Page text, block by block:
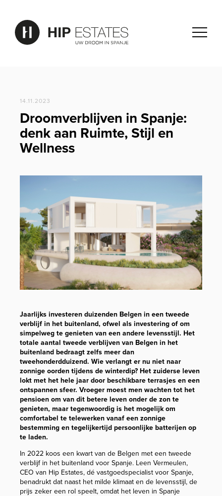
14.11.2023
Droomverblijven in Spanje:
denk aan Ruimte, Stijl en
Wellness
Jaarlijks investeren duizenden Belgen in een tweede
verblijf in het buitenland, ofwel als investering of om
simpelweg te genieten van een andere levensstijl. Het
totale aantal tweede verblijven van Belgen in het
buitenland bedraagt zelfs meer dan
tweehonderdduizend. Wie verlangt er nu niet naar
zonnige oorden tijdens de winterdip? Het zuiderse leven
lokt met het hele jaar door beschikbare terrasjes en een
ontspannen sfeer. Vroeger moest men wachten tot het
pensioen om van dit betere leven onder de zon te
genieten, maar tegenwoordig is het mogelijk om
comfortabel te telewerken vanaf een zonnige
bestemming en tegelijkertijd persoonlijke batterijen op
te laden.
In 2022 koos een kwart van de Belgen met een tweede
verblijf in het buitenland voor Spanje. Leen Vermeulen,
CEO van Hip Estates, dé vastgoedspecialist voor Spanje,
benadrukt dat naast het milde klimaat en de levensstijl, de
prijs zeker een rol speelt, omdat het leven in Spanje